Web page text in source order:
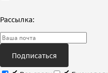
Рассылка:
Подписаться